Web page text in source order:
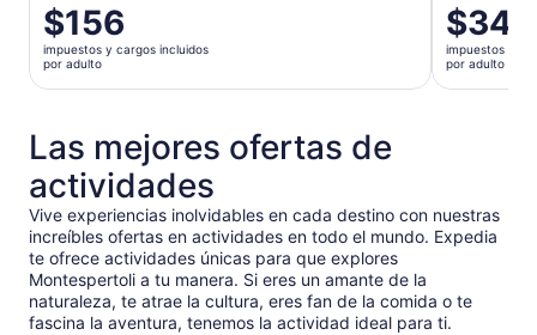
El
precio
es
de
por
adulto
$156
impuestos y cargos incluidos
por adulto
El
precio
es
de
$346
impuestos y
por adulto
Las mejores ofertas de
actividades
Vive experiencias inolvidables en cada destino con nuestras
increíbles ofertas en actividades en todo el mundo. Expedia
te ofrece actividades únicas para que explores
Montespertoli a tu manera. Si eres un amante de la
naturaleza, te atrae la cultura, eres fan de la comida o te
fascina la aventura, tenemos la actividad ideal para ti.